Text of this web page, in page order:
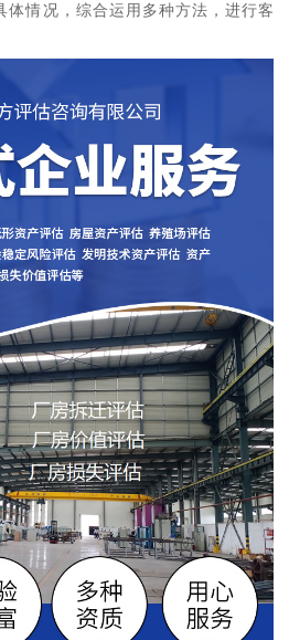
体情况，综合运用多种方法，进行客